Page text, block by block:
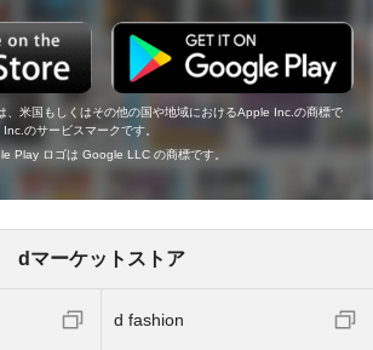
米国もしくはその他の国や地域におけるApple Inc.の商標で
のサービスマークです。
Play ロゴは Google LLC の商標です。
dマーケットストア
d fashion